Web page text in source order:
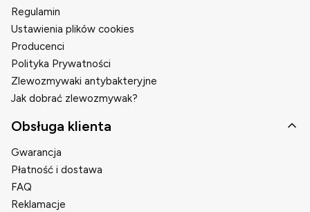
Regulamin
Ustawienia plików cookies
Producenci
Polityka Prywatności
Zlewozmywaki antybakteryjne
Jak dobrać zlewozmywak?
Obsługa klienta
Gwarancja
Płatność i dostawa
FAQ
Reklamacje